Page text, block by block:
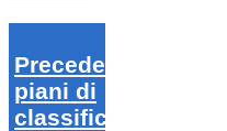
Precedenti
piani di
classifica